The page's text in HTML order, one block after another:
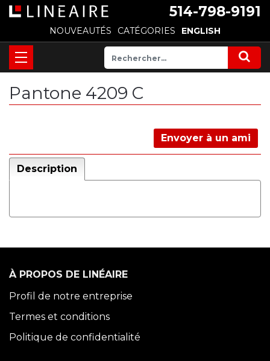
514-798-9191
NOUVEAUTÉS CATÉGORIES ENGLISH
Pantone 4209 C
Envoyer à un ami
Description
À PROPOS DE LINÉAIRE
Profil de notre entreprise
Termes et conditions
Politique de confidentialité